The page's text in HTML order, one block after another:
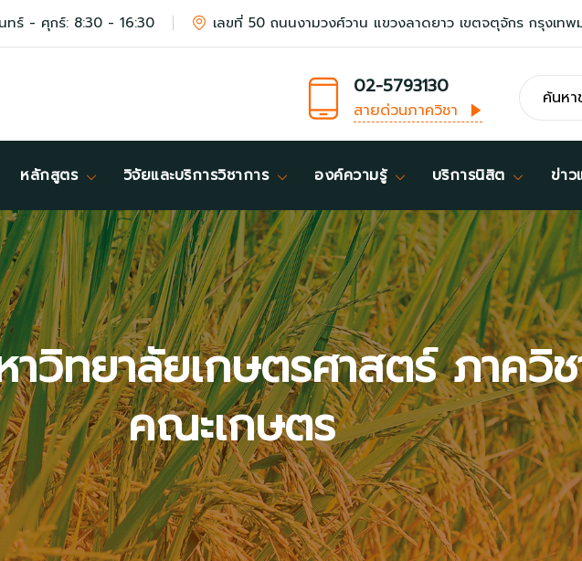
ทร์ - ศุกร์: 8:30 - 16:30 เลขที่ 50 ถนนงามวงศ์วาน แขวงลาดยาว เขตจตุจักร กรุงเท
02-5793130
สายด่วนภาควิชา
หลักสูตร วิจัยและบริการวิชาการ องค์ความรู้ บริการนิสิต ข่าว
วิทยาลัยเกษตรศาสตร์ ภาควิช
คณะเกษตร